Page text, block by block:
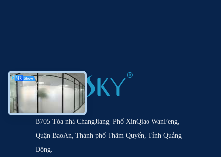
B705 Tòa nhà ChangJiang, Phố XinQiao WanFeng,
Quận BaoAn, Thành phố Thâm Quyến, Tỉnh Quảng
Đông.